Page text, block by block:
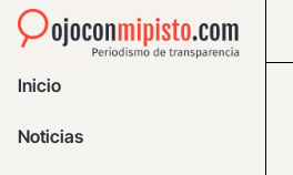
Inicio
Noticias